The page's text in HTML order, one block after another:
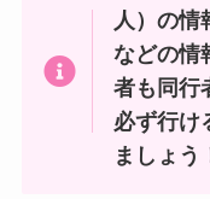
人）の情
などの情
者も同行
必ず行け
ましょう